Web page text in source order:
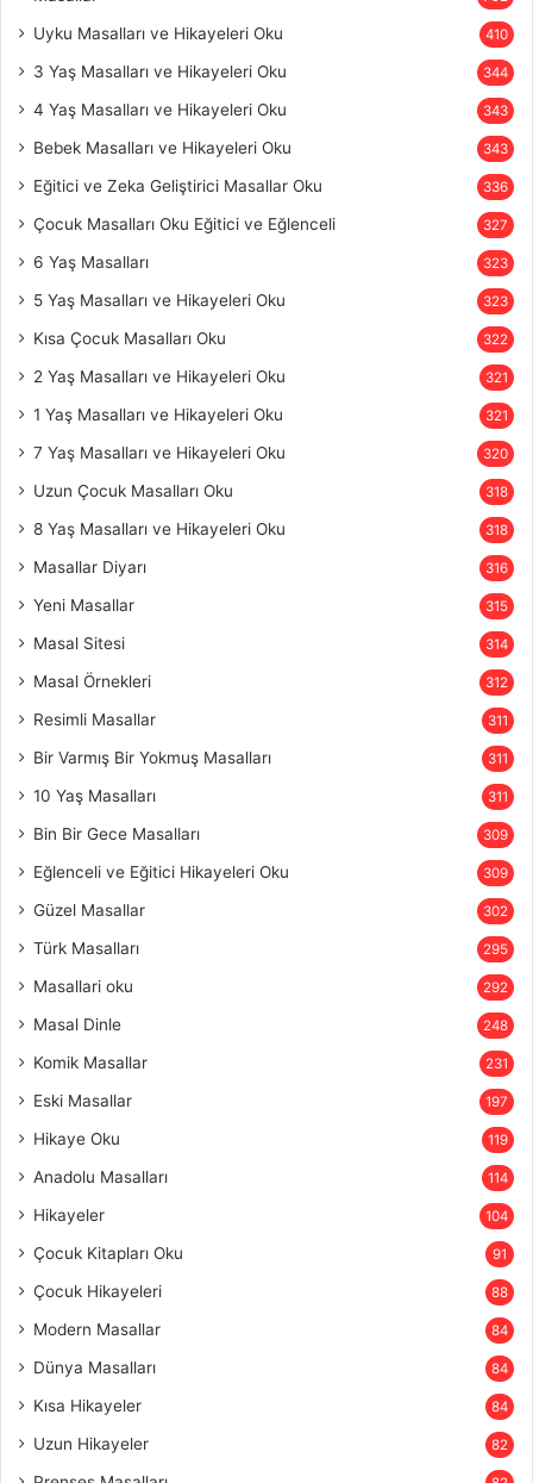
Uyku Masalları ve Hikayeleri Oku 410
3 Yaş Masalları ve Hikayeleri Oku 344
4 Yaş Masalları ve Hikayeleri Oku 343
Bebek Masalları ve Hikayeleri Oku 343
Eğitici ve Zeka Geliştirici Masallar Oku 336
Çocuk Masalları Oku Eğitici ve Eğlenceli 327
6 Yaş Masalları 323
5 Yaş Masalları ve Hikayeleri Oku 323
Kısa Çocuk Masalları Oku 322
2 Yaş Masalları ve Hikayeleri Oku 321
1 Yaş Masalları ve Hikayeleri Oku 321
7 Yaş Masalları ve Hikayeleri Oku 320
Uzun Çocuk Masalları Oku 318
8 Yaş Masalları ve Hikayeleri Oku 318
Masallar Diyarı 316
Yeni Masallar 315
Masal Sitesi 314
Masal Örnekleri 312
Resimli Masallar 311
Bir Varmış Bir Yokmuş Masalları 311
10 Yaş Masalları 311
Bin Bir Gece Masalları 309
Eğlenceli ve Eğitici Hikayeleri Oku 309
Güzel Masallar 302
Türk Masalları 295
Masallari oku 292
Masal Dinle 248
Komik Masallar 231
Eski Masallar 197
Hikaye Oku 119
Anadolu Masalları 114
Hikayeler 104
Çocuk Kitapları Oku 91
Çocuk Hikayeleri 88
Modern Masallar 84
Dünya Masalları 84
Kısa Hikayeler 84
Uzun Hikayeler 82